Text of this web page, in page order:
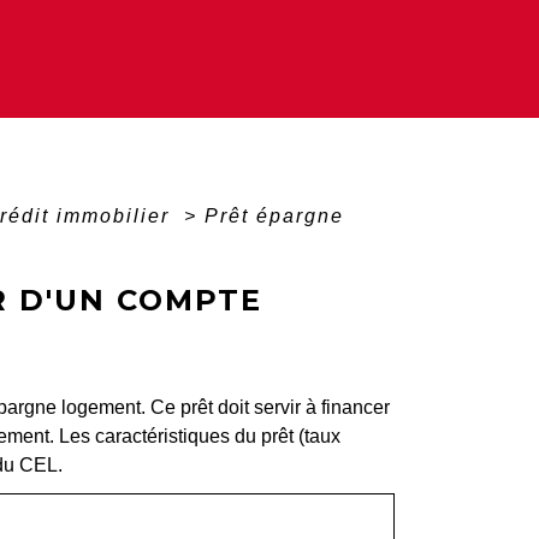
immobilier > Prêt épargne
D'UN COMPTE
logement. Ce prêt doit servir à financer
Les caractéristiques du prêt (taux
CEL.